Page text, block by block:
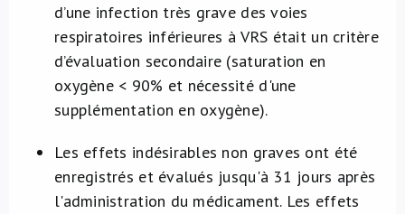
d’une infection très grave des voies
respiratoires inférieures à VRS était un critère
d’évaluation secondaire (saturation en
oxygène < 90% et nécessité d'une
supplémentation en oxygène).
Les effets indésirables non graves ont été
enregistrés et évalués jusqu'à 31 jours après
l'administration du médicament. Les effets